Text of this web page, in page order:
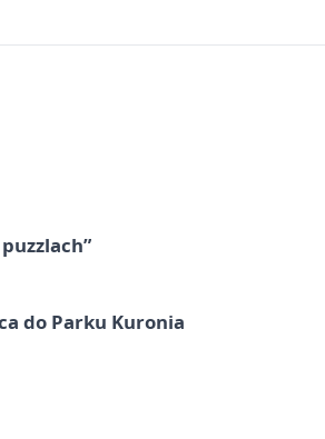
do Parku Kuronia